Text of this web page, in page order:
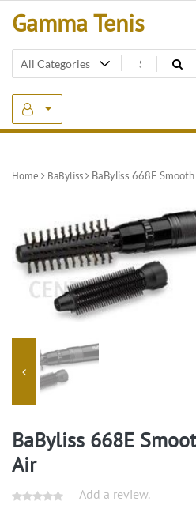
Gamma Tenis
Home BaByliss BaByliss 668E
BaByliss 668E
Air
Add a review.